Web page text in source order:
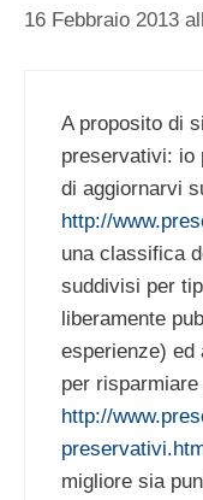
16 Febbraio 2013
A proposito di
preservativi: io
di aggiornarvi
http://
una classifica
suddivisi per
liberamente
esperienze) ed
per risparmiare
http://
migliore sia